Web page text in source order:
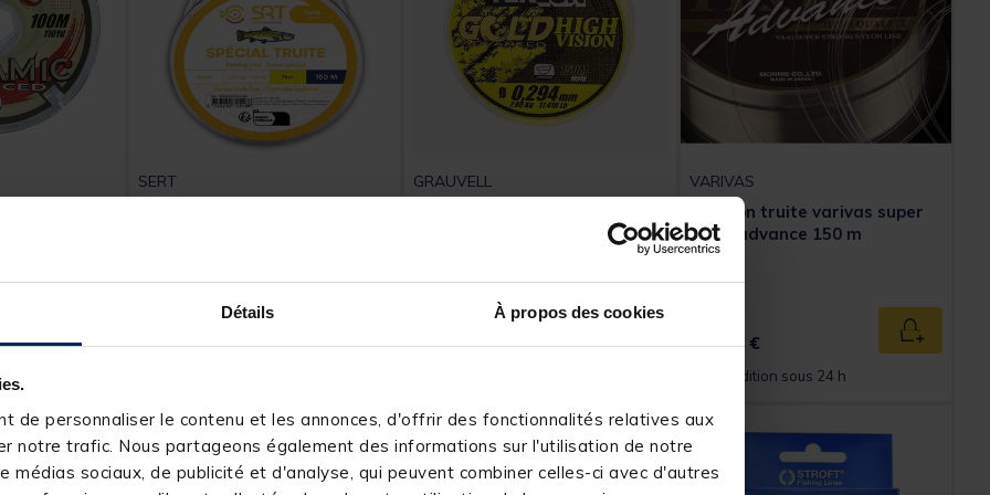
Détails À propos des cookies
de personnaliser le contenu et les annonces, d'offrir des fonctionnalités relatives aux
notre trafic. Nous partageons également des informations sur l'utilisation de notre
médias sociaux, de publicité et d'analyse, qui peuvent combiner celles-ci avec d'autres
5 Customer Rating
SERT
[object Object] out of 5 Customer Rating
(1)
3,99 €
GRAUVELL
Advanced High Vision 150m
19,99 € Ajouter au panier
VARIVAS
Fil nylon truite varivas super
trout advance 150 m
17,99 € Ajouter
Expédition sous 24 h